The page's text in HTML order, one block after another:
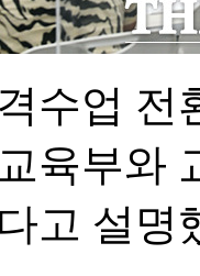
수업 전
육부와
고 설명